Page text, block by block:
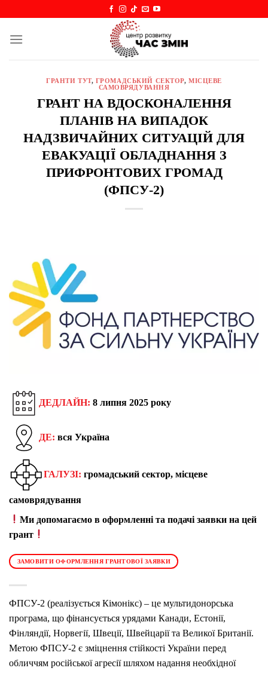
content
ГРАНТИ ТУТ, ГРОМАДСЬКИЙ СЕКТОР,МІСЦЕВЕ
САМОВРЯДУВАННЯ
ГРАНТ НА ВДОСКОНАЛЕННЯ
ПЛАНІВ НА ВИПАДОК
НАДЗВИЧАЙНИХ СИТУАЦІЙ ДЛЯ
ЕВАКУАЦІЇ ОБЛАДНАННЯ З
ПРИФРОНТОВИХ ГРОМАД
(ФПСУ-2)
ДЕДЛАЙН: 8 липня 2025 року
ДЕ: вся Україна
ГАЛУЗІ: громадський сектор, місцеве
самоврядування
Ми допомагаємо в оформленні та подачі заявки на цей
грант
ЗАМОВИТИ ОФОРМЛЕННЯ ГРАНТОВОЇ ЗАЯВКИ
ФПСУ-2 (реалізується Кімонікс) – це мультидонорська
програма, що фінансується урядами Канади, Естонії,
Фінляндії, Норвегії, Швеції, Швейцарії та Великої Британії.
Метою ФПСУ-2 є зміцнення стійкості України перед
обличчям російської агресії шляхом надання необхідної